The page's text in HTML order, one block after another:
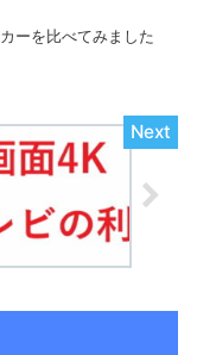
ーを比べてみました